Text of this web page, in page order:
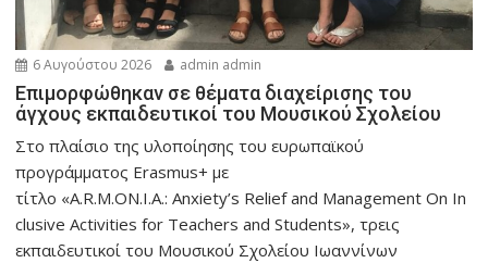
6 Αυγούστου 2026 admin admin
Eπιμορφώθηκαν σε θέματα διαχείρισης του
άγχους εκπαιδευτικοί του Μουσικού Σχολείου
Στο πλαίσιο της υλοποίησης του ευρωπαϊκού
προγράμματος Erasmus+ με
τίτλο «A.R.M.ON.I.A.: Anxiety’s Relief and Management On In
clusive Activities for Teachers and Students», τρεις
εκπαιδευτικοί του Μουσικού Σχολείου Ιωαννίνων